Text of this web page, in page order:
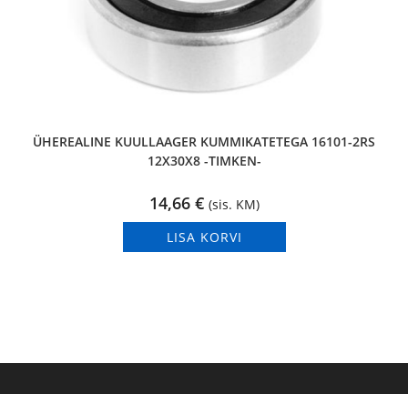
ÜHEREALINE KUULLAAGER KUMMIKATETEGA 16101-2RS
12X30X8 -TIMKEN-
14,66 € (sis. KM)
LISA KORVI